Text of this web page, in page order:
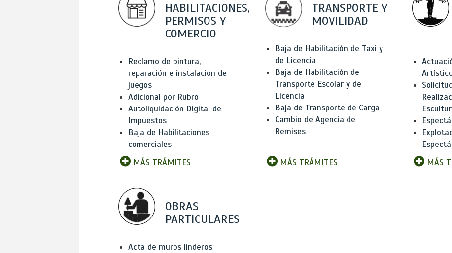
HABILITACIONES,
PERMISOS Y
COMERCIO
Reclamo de pintura,
reparación e instalación de
juegos
Adicional por Rubro
Autoliquidación Digital de
Impuestos
Baja de Habilitaciones
comerciales
MÁS TRÁMITES
TRANSPORTE Y
MOVILIDAD
Baja de Habilitación de Taxi y
de Licencia
Baja de Habilitación de
Transporte Escolar y de
Licencia
Baja de Transporte de Carga
Cambio de Agencia de
Remises
MÁS TRÁMITES
MÁS
OBRAS
PARTICULARES
Acta de muros linderos